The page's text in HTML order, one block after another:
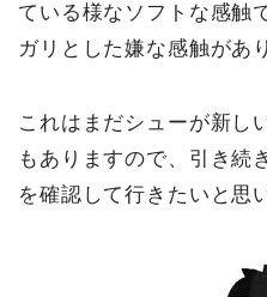
ている様なソフトな感触
ガリとした嫌な感触があ
これはまだシューが新し
もありますので、引き続
を確認して行きたいと思